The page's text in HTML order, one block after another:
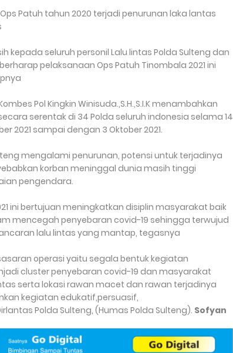
Patuh tahun 2020 terjadi penurunan laka lantas
kepada seluruh personil Lalu lintas Polda Sulteng dan
pelaksanaan Ops Patuh Tinombala 2021 ini
Pol Kingkin Winisuda.,S.H.,S.I.K menambahkan
serentak di 34 Polda seluruh indonesia selama 14
2021 sampai dengan 3 Oktober 2021.
mengalami penurunan, potensi untuk terjadinya
korban meninggal dunia masih tinggi
pengendara.
ini bertujuan meningkatkan disiplin masyarakat baik
mencegah penyebaran covid-19 sehingga terwujud
lalu lintas yang mantap, tegasnya
operasi yaitu segala bentuk kegiatan
cluster penyebaran covid-19 dan masyarakat
serta lokasi rawan macet dan rawan terjadinya
kegiatan edukatif,persuasif,
Polda Sulteng, (Humas Polda Sulteng). Sofyan